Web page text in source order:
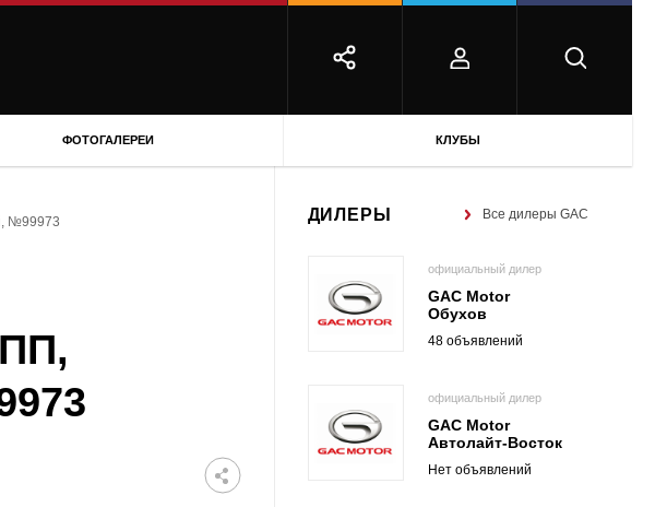
ФОТОГАЛЕРЕИ КЛУБЫ
№99973 ДИЛЕРЫ Все дилеры GAC
официальный дилер
GAC Motor
Обухов
48 объявлений
официальный дилер
GAC Motor
Автолайт-Восток
Нет объявлений